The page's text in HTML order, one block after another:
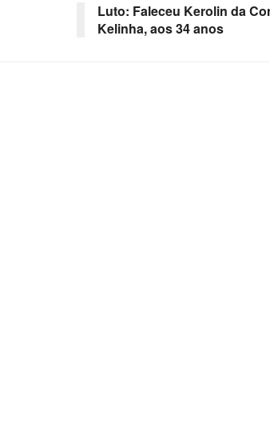
Luto: Faleceu Kerolin da
Kelinha, aos 34 anos